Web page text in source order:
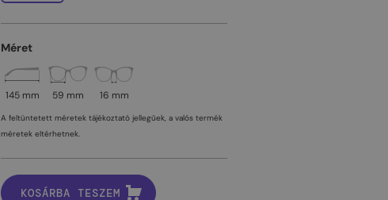
Méret
145 mm 59 mm 16 mm
A feltüntetett méretek tájékoztató jellegűek, a valós termék
méretek eltérhetnek.
KOSÁRBA TESZEM